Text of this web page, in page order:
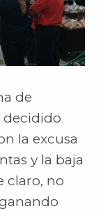
de
decidido
la excusa
y la baja
claro, no